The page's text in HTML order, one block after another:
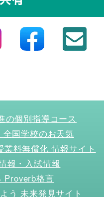
の個別指導コース
国学校のお天気
料無償化 情報サイト
報・入試情報
Proverb格言
う 未来発見サイト